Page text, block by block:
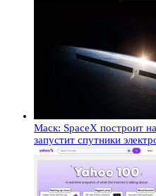
Маск: SpaceX построит
запустит спутники